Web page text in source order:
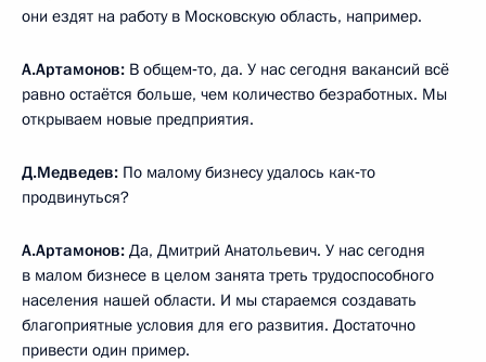
они ездят на работу в Московскую область, например.
А.Артамонов: В общем‑то, да. У нас сегодня вакансий всё
равно остаётся больше, чем количество безработных. Мы
открываем новые предприятия.
Д.Медведев: По малому бизнесу удалось как‑то
продвинуться?
А.Артамонов: Да, Дмитрий Анатольевич. У нас сегодня
в малом бизнесе в целом занята треть трудоспособного
населения нашей области. И мы стараемся создавать
благоприятные условия для его развития. Достаточно
привести один пример.